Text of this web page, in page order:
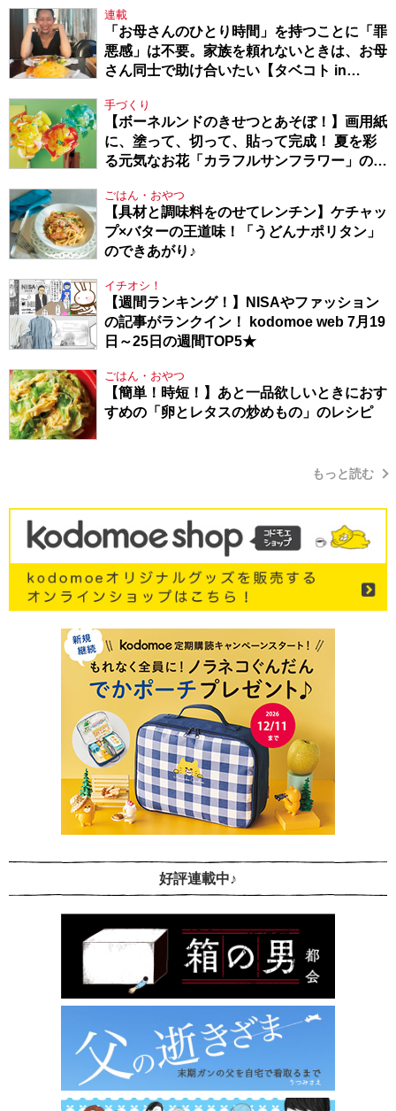
連載
「お母さんのひとり時間」を持つことに「罪
悪感」は不要。家族を頼れないときは、お母
さん同士で助け合いたい【タベコト in
手づくり
【ボーネルンドのきせつとあそぼ！】画用紙
に、塗って、切って、貼って完成！ 夏を彩
る元気なお花「カラフルサンフラワー」の作
ごはん・おやつ
【具材と調味料をのせてレンチン】ケチャッ
プ×バターの王道味！「うどんナポリタン」
のできあがり♪
イチオシ！
【週間ランキング！】NISAやファッション
の記事がランクイン！ kodomoe web 7月19
日～25日の週間TOP5★
ごはん・おやつ
【簡単！時短！】あと一品欲しいときにおす
すめの「卵とレタスの炒めもの」のレシピ
もっと読む
好評連載中♪